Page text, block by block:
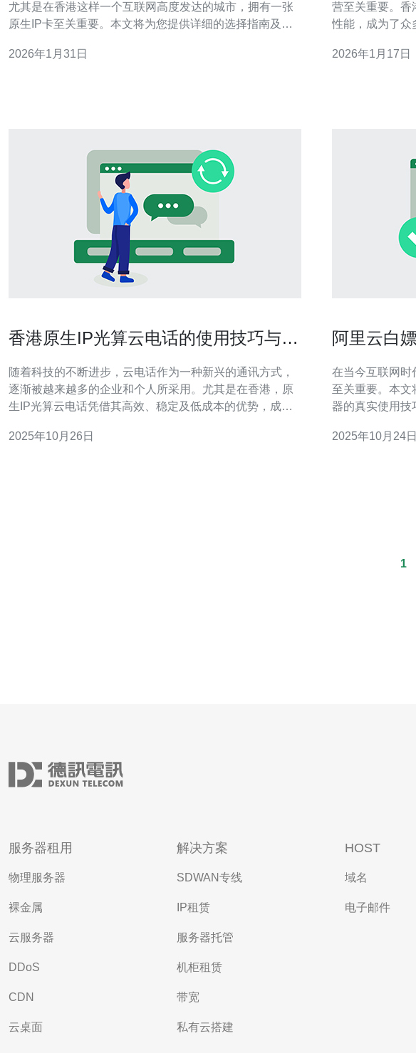
尤其是在香港这样一个互联网高度发达的城市，拥有一张
原生IP卡至关重要。本文将为您提供详细的选择指南及使
原生IP卡的概念 原生IP卡是指在香港本地运营商提供的
2026年1月31日
营至关重要。香
性能，成为了众
的网络测试方案
2026年1月17日
香港原生IP光算云电话的使用技巧与费
随着科技的不断进步，云电话作为一种新兴的通讯方式，
逐渐被越来越多的企业和个人所采用。尤其是在香港，原
生IP光算云电话凭借其高效、稳定及低成本的优势，成为
电话的使用技巧与费用，让您在选择时更加明智。 首先，
2025年10月26日
阿里云白
在当今互联网时
至关重要。本文
器的真实使用技
何选择阿里云香
2025年10月24日
1
服务器租用
物理服务器
裸金属
云服务器
DDoS
CDN
云桌面
解决方案
SDWAN专线
IP租赁
服务器托管
机柜租赁
带宽
私有云搭建
HOST
域名
电子邮件